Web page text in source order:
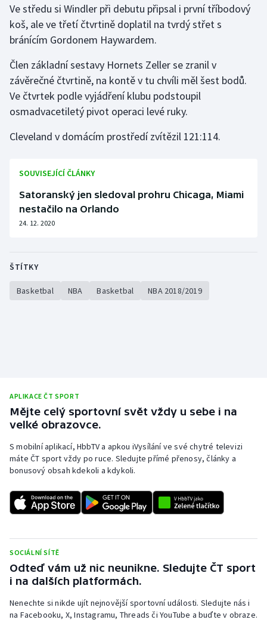
Golf
Házená
Jezdectví
Judo
Lezení
Lyže a snowboard
Plážový volejbal
Ragby
Rychlobruslení
Rychlostní kanoistika
Short track
Sportovní střelba
Stolní tenis
Ve středu si Windler při debutu připsal i první tříbodový
koš, ale ve třetí čtvrtině doplatil na tvrdý střet s
bránícím Gordonem Haywardem.
Člen základní sestavy Hornets Zeller se zranil v
závěrečné čtvrtině, na kontě v tu chvíli měl šest bodů.
Ve čtvrtek podle vyjádření klubu podstoupil
osmadvacetiletý pivot operaci levé ruky.
Cleveland v domácím prostředí zvítězil 121:114.
SOUVISEJÍCÍ ČLÁNKY
Satoranský jen sledoval prohru Chicaga, Miami
nestačilo na Orlando
24. 12. 2020
ŠTÍTKY
Basketbal NBA Basketbal NBA 2018/2019
APLIKACE ČT SPORT
Mějte celý sportovní svět vždy u sebe i na
velké obrazovce.
S mobilní aplikací, HbbTV a apkou iVysílání ve své chytré televizi
máte ČT sport vždy po ruce. Sledujte přímé přenosy, články a
bonusový obsah kdekoli a kdykoli.
SOCIÁLNÍ SÍTĚ
Odteď vám už nic neunikne. Sledujte ČT sport
i na dalších platformách.
Nenechte si nikde ujít nejnovější sportovní události. Sledujte nás i
na Facebooku, X, Instagramu, Threads či YouTube a buďte v obraze.